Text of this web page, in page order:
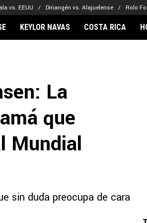
vs. EEUU Diriangén vs. Alajuelense Rolo
Alajuelense
Comunicaciones
Municipal
Olimpia
KEYLOR NAVAS COSTA RICA
La
que
Mundial
sin duda preocupa de cara